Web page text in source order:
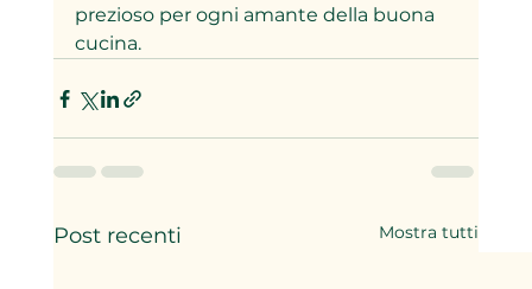
prezioso per ogni amante della buona
cucina.
Post recenti Mostra tutti